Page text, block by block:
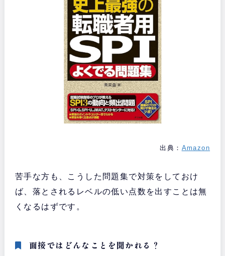
出典： Amazon
苦手な方も、こうした問題集で対策をしておけ
ば、落とされるレベルの低い点数を出すことは無
くなるはずです。
面接ではどんなことを聞かれる？